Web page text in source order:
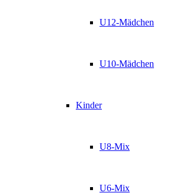
U12-Mädchen
U10-Mädchen
Kinder
U8-Mix
U6-Mix